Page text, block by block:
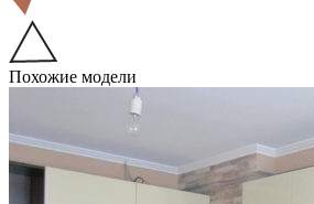
Похожие модели